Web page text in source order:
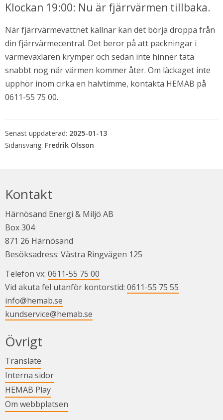
nytt fönster.
Klockan 19:00: Nu är fjärrvärmen tillbaka.
När fjärrvärmevattnet kallnar kan det börja droppa från
din fjärrvärmecentral. Det beror på att packningar i
värmeväxlaren krymper och sedan inte hinner täta
snabbt nog när värmen kommer åter. Om läckaget inte
upphör inom cirka en halvtimme, kontakta HEMAB på
0611-55 75 00.
Senast uppdaterad: 2025-01-13
Fredrik Olsson
Kontakt
Härnösand Energi & Miljö AB
Box 304
871 26 Härnösand
Besöksadress: Västra Ringvägen 125
Telefon vx: 0611-55 75 00
Vid akuta fel utanför kontorstid: 0611-55 75 55
info@hemab.se
kundservice@hemab.se
Övrigt
Translate
Interna sidorLänk till annan webbplats.
HEMAB PlayLänk till annan webbplats.
Om webbplatsen